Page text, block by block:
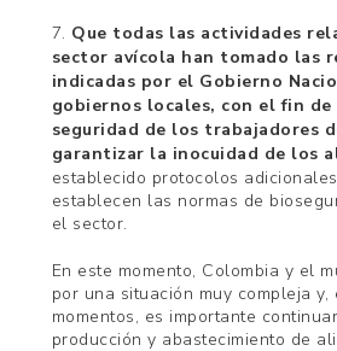
7. Que todas las actividades
sector avícola han tomado las
indicadas por el Gobierno
gobiernos locales, con el fin
seguridad de los trabajadores
garantizar la inocuidad de los
establecido protocolos
establecen las normas de
el sector.
En este momento, Colombia y el
por una situación muy compleja y,
momentos, es importante
producción y abastecimiento de